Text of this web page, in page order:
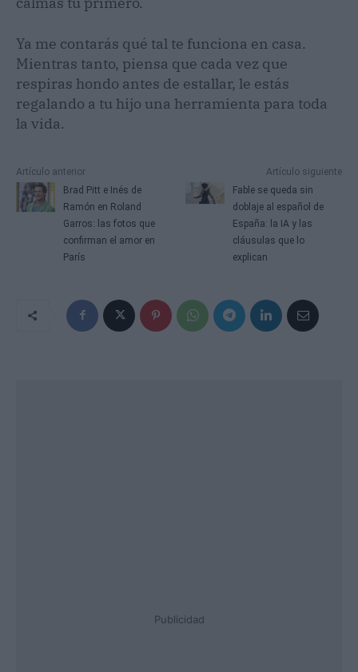
Ya me contarás qué tal te funciona en casa.
Mientras tanto, piensa que cada vez que
respiras hondo antes de estallar, le estás
regalando a tu hijo una herramienta para toda
la vida.
Artículo anterior
Brad Pitt e Inés de
Ramón en Roland
Garros: las fotos que
confirman el amor en
París
Artículo siguiente
Fable se queda sin
doblaje al español de
España: la IA y las
cláusulas que lo
explican
Publicidad